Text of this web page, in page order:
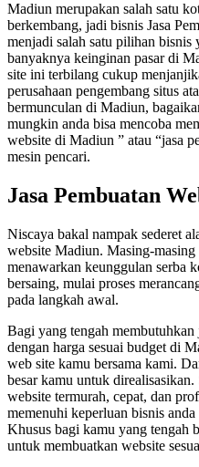
Madiun merupakan salah satu
berkembang, jadi bisnis Jasa
menjadi salah satu pilihan
banyaknya keinginan pasar di
site ini terbilang cukup
perusahaan pengembang situs
bermunculan di Madiun,
mungkin anda bisa mencoba
website di Madiun ” atau “jasa
mesin pencari.
Jasa Pembuatan
Niscaya bakal nampak sederet
website Madiun. Masing-
menawarkan keunggulan serba
bersaing, mulai proses
pada langkah awal.
Bagi yang tengah
dengan harga sesuai budget di
web site kamu bersama kami.
besar kamu untuk
website termurah, cepat, dan
memenuhi keperluan bisnis
Khusus bagi kamu yang tengah
untuk membuatkan website